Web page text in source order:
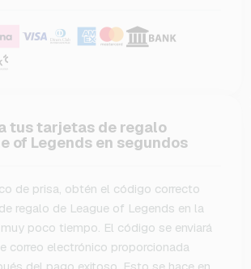
tus tarjetas de regalo
of Legends en segundos
de prisa, obtén el código correcto
regalo de League of Legends en la
poco tiempo. El código se enviará
correo electrónico proporcionada